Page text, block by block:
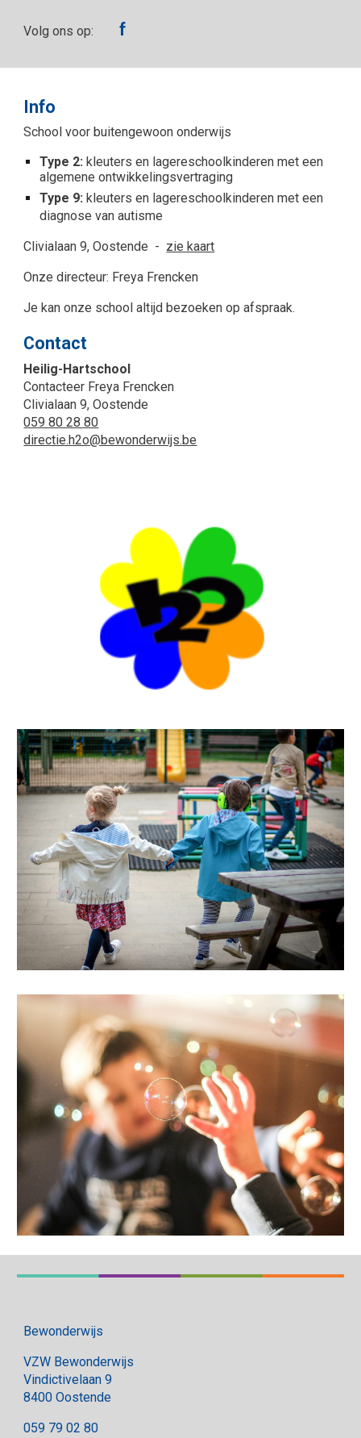
Volg ons op:f
Info
School voor buitengewoon onderwijs
Type 2: kleuters en lagereschoolkinderen met een
algemene ontwikkelingsvertraging
Type 9: kleuters en lagereschoolkinderen met een
diagnose van autisme
Clivialaan 9, Oostende - zie kaart
Onze directeur: Freya Frencken
Je kan onze school altijd bezoeken op afspraak.
Contact
Heilig-Hartschool
Contacteer Freya Frencken
Clivialaan 9, Oostende
059 80 28 80
directie.h2o@bewonderwijs.be
Bewonderwijs
VZW Bewonderwijs
Vindictivelaan 9
8400 Oostende
059 79 02 80